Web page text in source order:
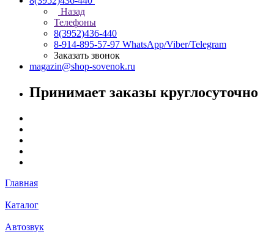
Назад
Телефоны
8(3952)436-440
8-914-895-57-97 WhatsApp/Viber/Telegram
Заказать звонок
magazin@shop-sovenok.ru
Принимает заказы круглосуточно
Главная
Каталог
Автозвук